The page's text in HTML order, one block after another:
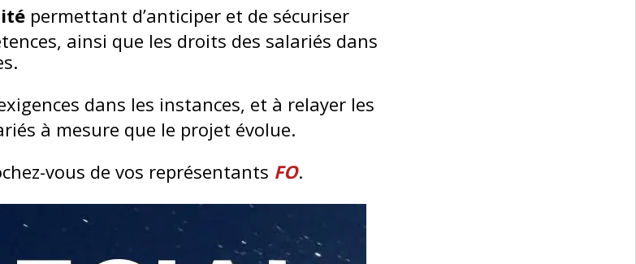
permettant d’anticiper et de sécuriser
ainsi que les droits des salariés dans
dans les instances, et à relayer les
à mesure que le projet évolue.
vous de vos représentants FO.